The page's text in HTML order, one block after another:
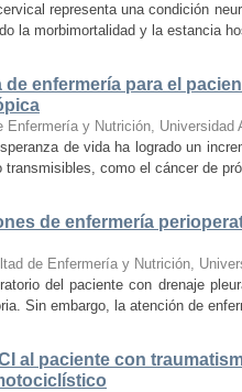
representa una condición
la morbimortalidad y la estancia
enfermería para el
Enfermería y Nutrición,
de vida ha logrado un
transmisibles, como el cáncer de
de enfermería
de Enfermería y Nutrición,
del paciente con drenaje
Sin embargo, la atención de
al paciente con